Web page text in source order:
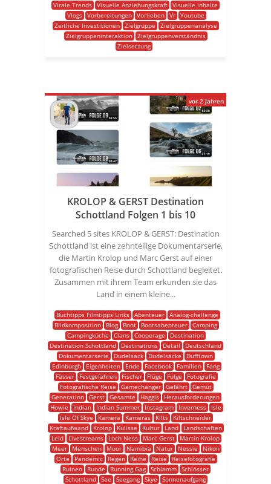
Virale Trends Visuelle Anziehungskraft Visuelle Inhalte
Vlogs
Vorbereitungen Vorlieben Vr
Youtube
Zeitliche Investitionen
Zielgruppe
Zielgruppenanalyse
Zielgruppeninteraktion
Zielgruppenverständnis
Zielsetzung
KROLOP & GERST Destination
Schottland Folgen 1 bis 10
Searched 5 sites KROLOP & GERST: Destination
Schottland ist eine zehnteilige Dokumentarserie,
die Martin Krolop und Marc Gerst auf einer
fotografischen Reise durch Schottland begleitet.
Zusammen mit ihrem Team erkunden sie das
Land in einem kleine...
Buchtipps Filmtipps Links Abenteuer
Analog-challenge
Bildkomposition
Blog Boot Bootsabenteuer
Camping
Campingküche
Clans Cooperage
Destination
Destination Schottland
Destinations Detail
Deutschland
Dokumentarserie
Dudelsack Dudelsäcke
Dufftown
Edinburgh
Eigenheiten Ende Facebook Familien
Fang
Fässer
Festgefahren Fischer Flüge Folge
Fotografie
Fotografische Reise
Gamechanger Gefährt
Gemüt
Generation Gerst Gesamte Haggis
Herausforderungen
Howie
Indian Indian Summer Instagram Inverness
Isle
Isle Of Skye
Kamera Kameras Kilts
Kiltschneider
Kraftaufwand
Krolop Kulisse Kultur Land
Landschaften
Leid
Livestreams Loch Ness Marc Gerst
Martin Krolop
Meer
Menschen Moor Namibia Natur Nessie
Nikon
Orte
Pandemic Regen Reihe Reise
Reisefotografie
Ruinen
Runde Running Gag Schlamm Schlösser
Schottland See Seegang Skye
Sonnenaufgang
vor 2 Jahren